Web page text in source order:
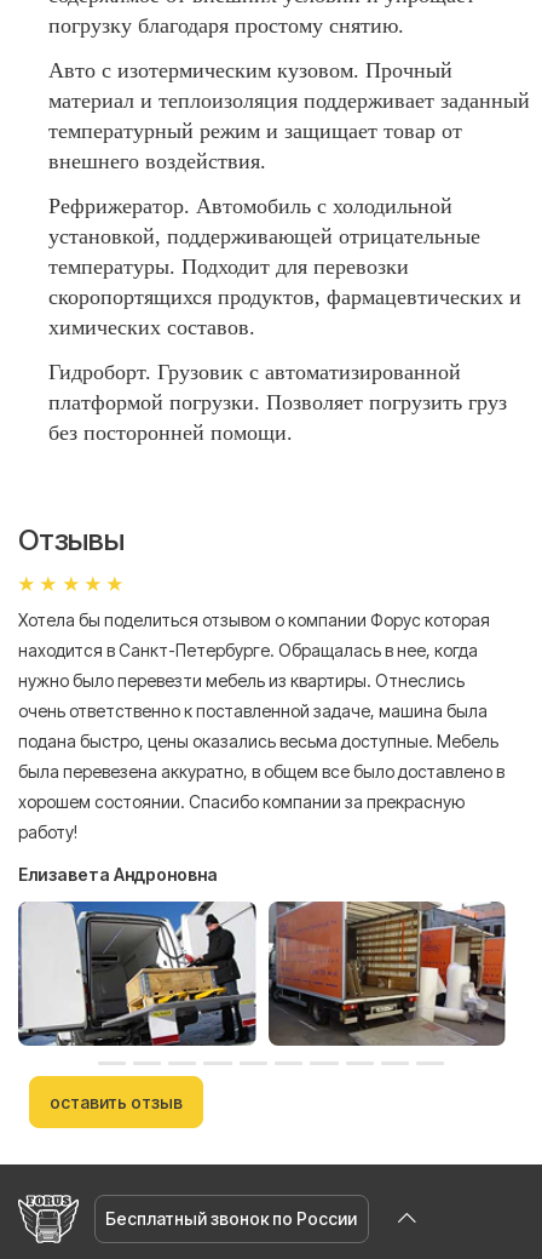
погрузку благодаря простому снятию.
Авто с изотермическим кузовом. Прочный
материал и теплоизоляция поддерживает заданный
температурный режим и защищает товар от
внешнего воздействия.
Рефрижератор. Автомобиль с холодильной
установкой, поддерживающей отрицательные
температуры. Подходит для перевозки
скоропортящихся продуктов, фармацевтических и
химических составов.
Гидроборт. Грузовик с автоматизированной
платформой погрузки. Позволяет погрузить груз
без посторонней помощи.
Отзывы
Хотела бы поделиться отзывом о компании Форус которая
находится в Санкт-Петербурге. Обращалась в нее, когда
нужно было перевезти мебель из квартиры. Отнеслись
очень ответственно к поставленной задаче, машина была
подана быстро, цены оказались весьма доступные. Мебель
была перевезена аккуратно, в общем все было доставлено в
хорошем состоянии. Спасибо компании за прекрасную
работу!
Елизавета Андроновна
оставить отзыв
Бесплатный звонок по России